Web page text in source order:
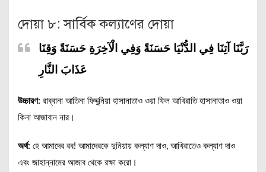
দোয়া ৮: সার্বিক কল্যাণের দোয়া
رَبَّنَا آتِنَا فِي الدُّنْيَا حَسَنَةً وَفِي الْآخِرَةِ حَسَنَةً وَقِنَا
عَذَابَ النَّارِ
উচ্চারণ: রাব্বানা আতিনা ফিদ্দুনিয়া হাসানাতাও ওয়া ফিল আখিরাতি হাসানাতাও ওয়া
কিনা আজাবান নার।
অর্থ: হে আমাদের রব! আমাদেরকে দুনিয়ায় কল্যাণ দাও, আখিরাতেও কল্যাণ দাও
এবং জাহান্নামের আজাব থেকে রক্ষা করো।